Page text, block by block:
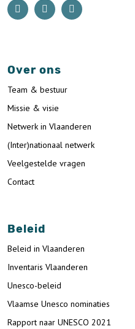
Over ons
Team & bestuur
Missie & visie
Netwerk in Vlaanderen
(Inter)nationaal netwerk
Veelgestelde vragen
Contact
Beleid
Beleid in Vlaanderen
Inventaris Vlaanderen
Unesco-beleid
Vlaamse Unesco nominaties
Rapport naar UNESCO 2021